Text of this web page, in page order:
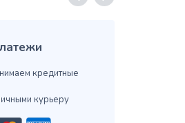
кредитные
курьеру